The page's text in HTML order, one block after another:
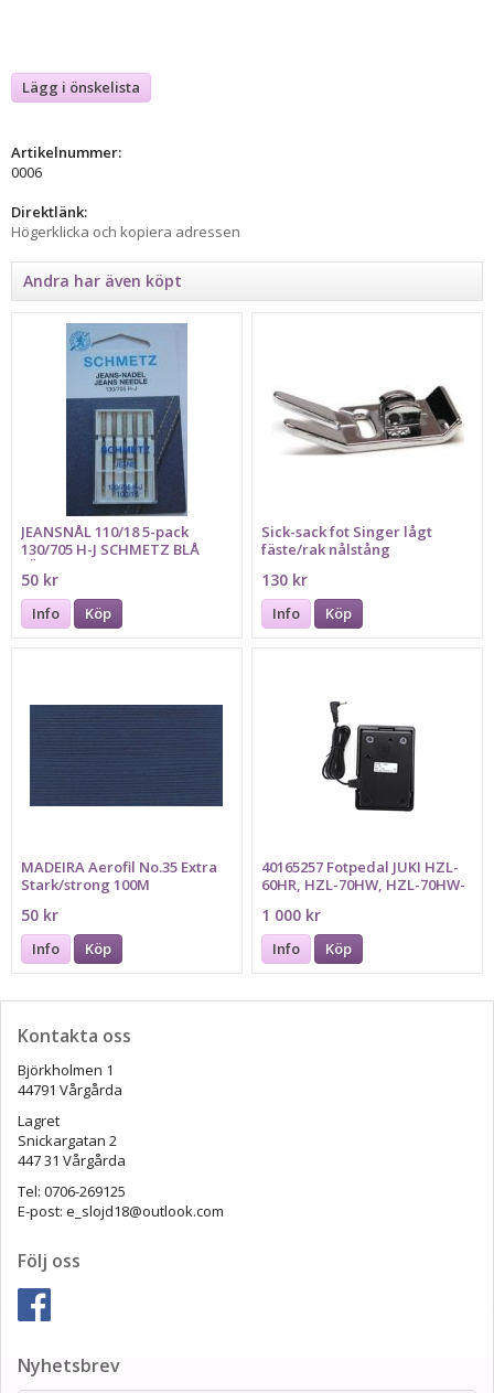
Lägg i önskelista
Artikelnummer:
0006
Direktlänk:
Högerklicka och kopiera adressen
Andra har även köpt
JEANSNÅL 110/18 5-pack
130/705 H-J SCHMETZ BLÅ
FÄRGMARKERING
50 kr
Info Köp
Sick-sack fot Singer lågt
fäste/rak nålstång
130 kr
Info Köp
MADEIRA Aerofil No.35 Extra
Stark/strong 100M
50 kr
Info Köp
40165257 Fotpedal JUKI HZL-
60HR, HZL-70HW, HZL-70HW-
HZL-80HW-A
1 000 kr
Info Köp
Kontakta oss
Björkholmen 1
44791 Vårgårda
Lagret
Snickargatan 2
447 31 Vårgårda
Tel: 0706-269125
E-post: e_slojd18@outlook.com
Följ oss
Nyhetsbrev